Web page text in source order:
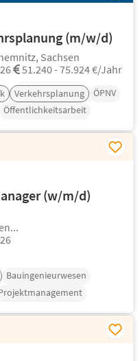
(m/w/d)
Sachsen
51.240 - 75.924 €/Jahr
Verkehrsplanung
ÖPNV
Öffentlichkeitsarbeit
(w/m/d)
Bauingenieurwesen